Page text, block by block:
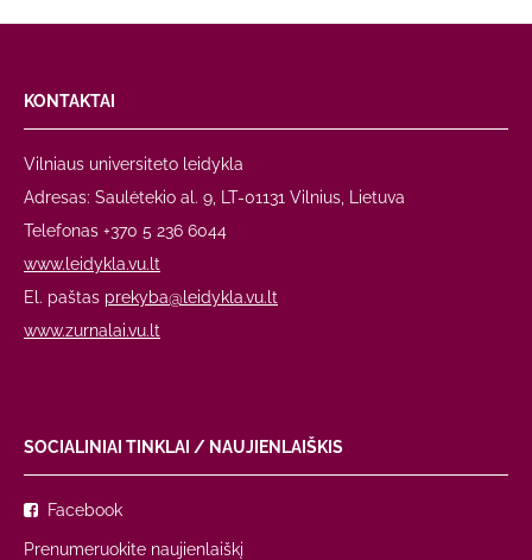
KONTAKTAI
Vilniaus universiteto leidykla
Adresas: Saulėtekio al. 9, LT-01131 Vilnius, Lietuva
Telefonas +370 5 236 6044
www.leidykla.vu.lt
El. paštas prekyba@leidykla.vu.lt
www.zurnalai.vu.lt
SOCIALINIAI TINKLAI / NAUJIENLAIŠKIS
Facebook
Prenumeruokite naujienlaiškį